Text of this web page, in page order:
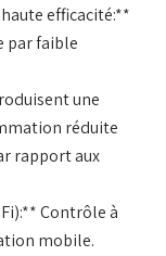
efficacité:**
par faible
une
réduite
rapport aux
Contrôle à
mobile.